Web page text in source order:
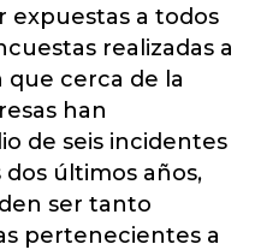
expuestas a todos
realizadas a
cerca de la
han
de seis incidentes
últimos años,
ser tanto
pertenecientes a